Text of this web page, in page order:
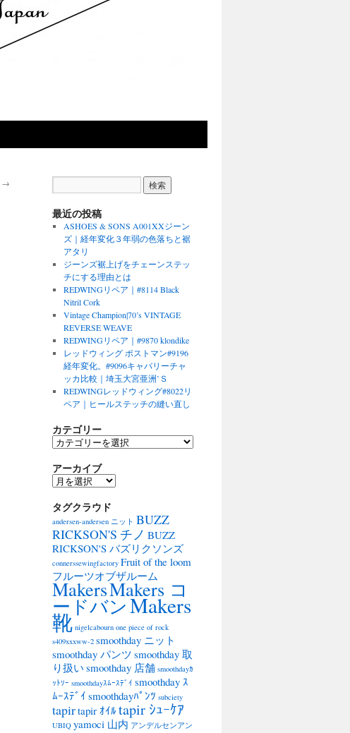
→
最近の投稿
ASHOES & SONS A001XXジーン
ズ｜経年変化３年弱の色落ちと裾
アタリ
ジーンズ裾上げをチェーンステッ
チにする理由とは
REDWINGリペア｜#8114 Black
Nitril Cork
Vintage Champion|70’s VINTAGE
REVERSE WEAVE
REDWINGリペア｜#9870 klondike
レッドウィング ポストマン#9196
経年変化。#9096キャバリーチャ
ッカ比較｜埼玉大宮亜洲’Ｓ
REDWINGレッドウィング#8022リ
ペア｜ヒールステッチの縫い直し
カテゴリー
カ
ゴ
リ
アーカイブ
ア
カ
イ
ブ
タグクラウド
andersen-andersen ニット BUZZ
RICKSON'S チノ BUZZ
RICKSON'S バズリクソンズ
connerssewingfactory Fruit of the loom
フルーツオブザルーム
MakersMakers コ
ードバンMakers
靴 nigelcabourn one piece of rock
s409xxxww-2 smoothday ニット
smoothday パンツ smoothday 取
り扱い smoothday 店舗 smoothdayｶ
ｯﾄｿｰ smoothdayｽﾑｰｽﾃﾞｲ smoothday ｽ
ﾑｰｽﾃﾞｲ smoothdayﾊﾟﾝﾂ subciety
tapirtapir ｵｲﾙ tapir ｼｭｰｹｱ
UBIQ yamoci 山内 アンデルセンアン